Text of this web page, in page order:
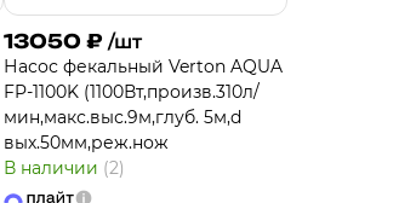
13050 ₽ /шт
Насос фекальный Verton AQUA
FP-1100K (1100Вт,произв.310л/
мин,макс.выс.9м,глуб. 5м,d
вых.50мм,реж.нож
В наличии (2)